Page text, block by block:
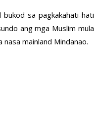
sa pagkakahati-hati
ang mga Muslim mula
mainland Mindanao.